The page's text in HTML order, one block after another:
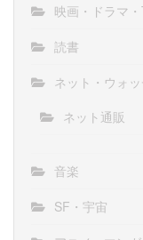
映画・ドラマ
読書
ネット・ウォ
ネット通販
音楽
SF・宇宙